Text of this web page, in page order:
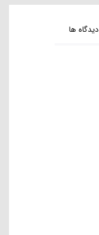
دیدگاه ها